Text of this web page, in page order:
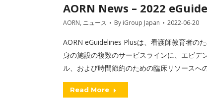
AORN News – 2022
AORN, ニュース By iGroup Japan 2022-06-20
AORN eGuidelines Plusは、看護師教育者の
身の施設の複数のサービスラインに、エビデ
ル、および時間節約のための臨床リソースへ
Read More